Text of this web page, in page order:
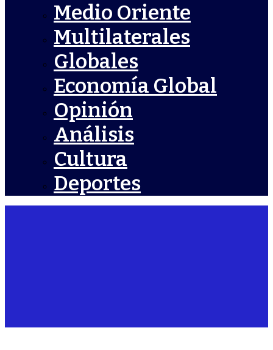
Medio Oriente
Multilaterales
Globales
Economía Global
Opinión
Análisis
Cultura
Deportes